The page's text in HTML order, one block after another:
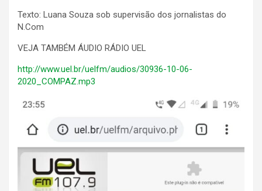
Texto: Luana Souza sob supervisão dos jornalistas do
N.Com
VEJA TAMBÉM ÁUDIO RÁDIO UEL
http://www.uel.br/uelfm/audios/30936-10-06-
2020_COMPAZ.mp3